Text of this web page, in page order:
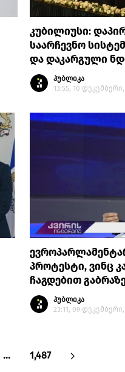
კუბილიუსი:
საარჩევნო
და დაკარგული
პუბლიკა
13:55, 10 დეკემბერი,
პროტესტი, ვინც
ჩაგდებით
პუბლიკა
23:11, 09 დეკემბერი,
… 1,487